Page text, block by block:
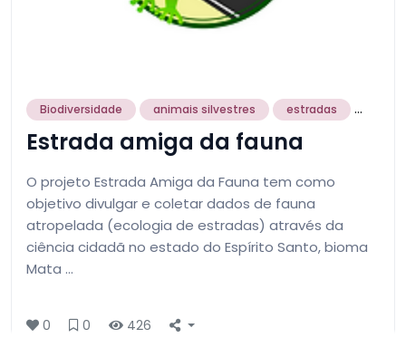
Biodiversidade animais silvestres estradas ...
Estrada amiga da fauna
O projeto Estrada Amiga da Fauna tem como
objetivo divulgar e coletar dados de fauna
atropelada (ecologia de estradas) através da
ciência cidadã no estado do Espírito Santo, bioma
Mata …
0 0 426